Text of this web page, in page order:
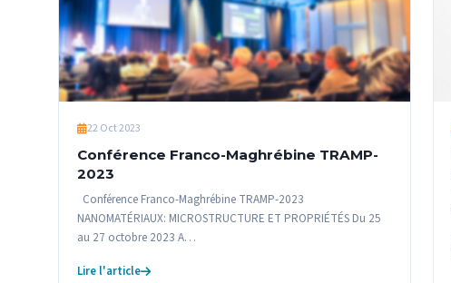
22 Oct 2023
Conférence Franco-Maghrébine TRAMP-
2023
Conférence Franco-Maghrébine TRAMP-2023
NANOMATÉRIAUX: MICROSTRUCTURE ET PROPRIÉTÉS Du 25
au 27 octobre 2023 A…
Lire l'article